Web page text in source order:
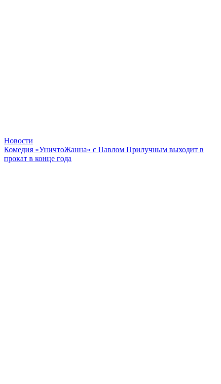
Новости
Комедия «УничтоЖанна» с Павлом Прилучным выходит в
прокат в конце года